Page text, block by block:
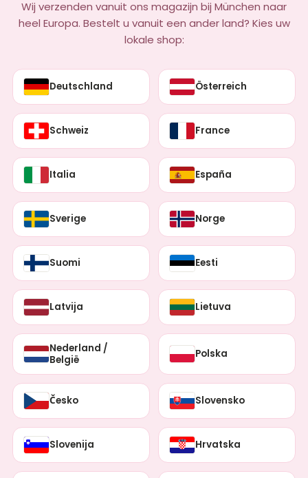
Wij verzenden vanuit ons magazijn bij München naar
heel Europa. Bestelt u vanuit een ander land? Kies uw
lokale shop:
Deutschland Österreich
Schweiz France
Italia España
Sverige Norge
Suomi Eesti
Latvija Lietuva
Nederland /
België
Polska
Česko Slovensko
Slovenija Hrvatska